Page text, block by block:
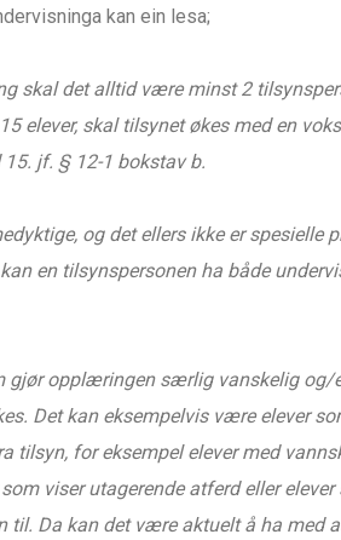
kan ein lesa;
skal det alltid være minst 2
elever, skal tilsynet økes med en
jf. § 12-1 bokstav b.
og det ellers ikke er spesielle
en tilsynspersonen ha både
gjør opplæringen særlig vanskelig og/
Det kan eksempelvis være elever
tilsyn, for eksempel elever med
viser utagerende atferd eller
Da kan det være aktuelt å ha med